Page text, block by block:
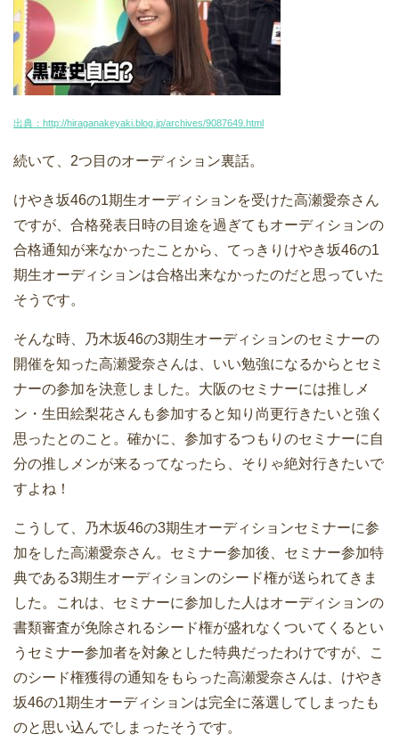
出典：http://hiraganakeyaki.blog.jp/archives/9087649.html
続いて、2つ目のオーディション裏話。
けやき坂46の1期生オーディションを受けた高瀬愛奈さん
ですが、合格発表日時の目途を過ぎてもオーディションの
合格通知が来なかったことから、てっきりけやき坂46の1
期生オーディションは合格出来なかったのだと思っていた
そうです。
そんな時、乃木坂46の3期生オーディションのセミナーの
開催を知った高瀬愛奈さんは、いい勉強になるからとセミ
ナーの参加を決意しました。大阪のセミナーには推しメ
ン・生田絵梨花さんも参加すると知り尚更行きたいと強く
思ったとのこと。確かに、参加するつもりのセミナーに自
分の推しメンが来るってなったら、そりゃ絶対行きたいで
すよね！
こうして、乃木坂46の3期生オーディションセミナーに参
加をした高瀬愛奈さん。セミナー参加後、セミナー参加特
典である3期生オーディションのシード権が送られてきま
した。これは、セミナーに参加した人はオーディションの
書類審査が免除されるシード権が盛れなくついてくるとい
うセミナー参加者を対象とした特典だったわけですが、こ
のシード権獲得の通知をもらった高瀬愛奈さんは、けやき
坂46の1期生オーディションは完全に落選してしまったも
のと思い込んでしまったそうです。